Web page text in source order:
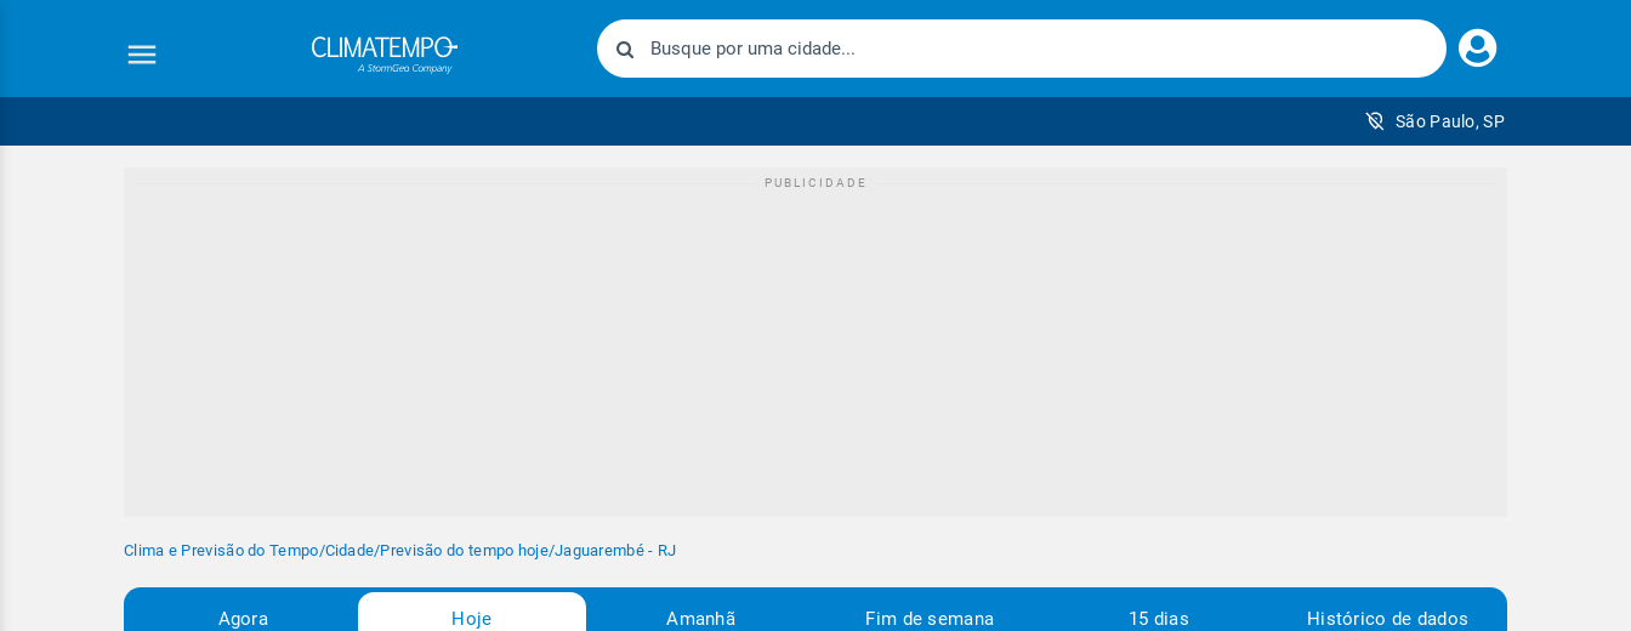
Faça
seu
São Paulo, SP
Clima e Previsão do Tempo/Cidade/Previsão do tempo hoje/Jaguarembé - RJ
Agora Hoje Amanhã Fim de semana 15 dias Histórico de dados